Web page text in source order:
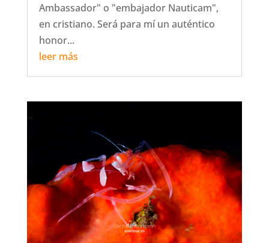
Ambassador" o "embajador Nauticam",
en cristiano. Será para mí un auténtico
honor...
leer más